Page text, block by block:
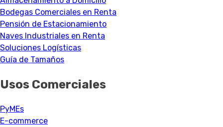
Bodegas Comerciales en Renta
Pensión de Estacionamiento
Naves Industriales en Renta
Soluciones Logísticas
Guía de Tamaños
Usos Comerciales
PyMEs
E-commerce